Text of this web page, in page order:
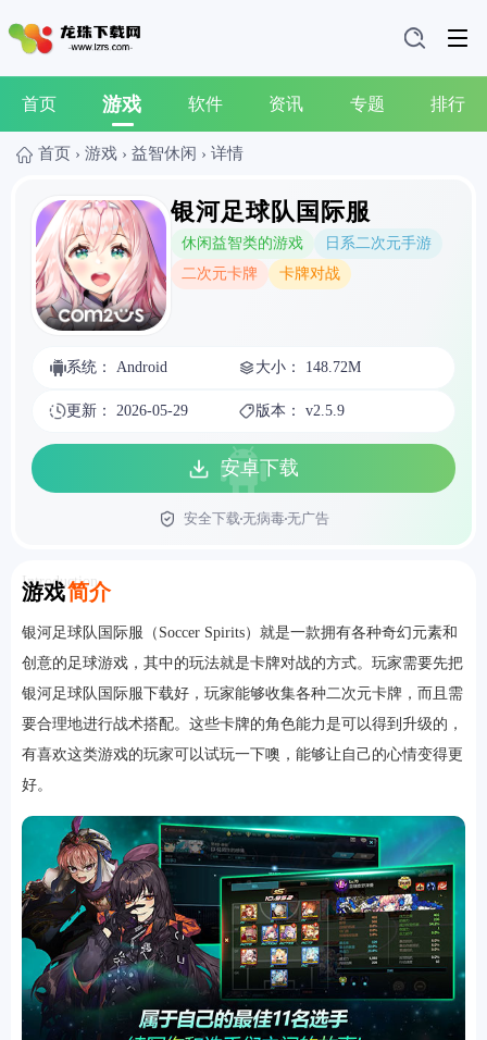
首页 游戏 软件 资讯 专题 排行
首页 › 游戏 › 益智休闲 › 详情
银河足球队国际服
休闲益智类的游戏
日系二次元手游
二次元卡牌
卡牌对战
系统： Android 大小： 148.72M
更新： 2026-05-29 版本： v2.5.9
安卓下载
安全下载无病毒无广告
游戏简介
Introduction
银河足球队国际服（Soccer Spirits）就是一款拥有各种奇幻元素和
创意的足球游戏，其中的玩法就是卡牌对战的方式。玩家需要先把
银河足球队国际服下载好，玩家能够收集各种二次元卡牌，而且需
要合理地进行战术搭配。这些卡牌的角色能力是可以得到升级的，
有喜欢这类游戏的玩家可以试玩一下噢，能够让自己的心情变得更
好。